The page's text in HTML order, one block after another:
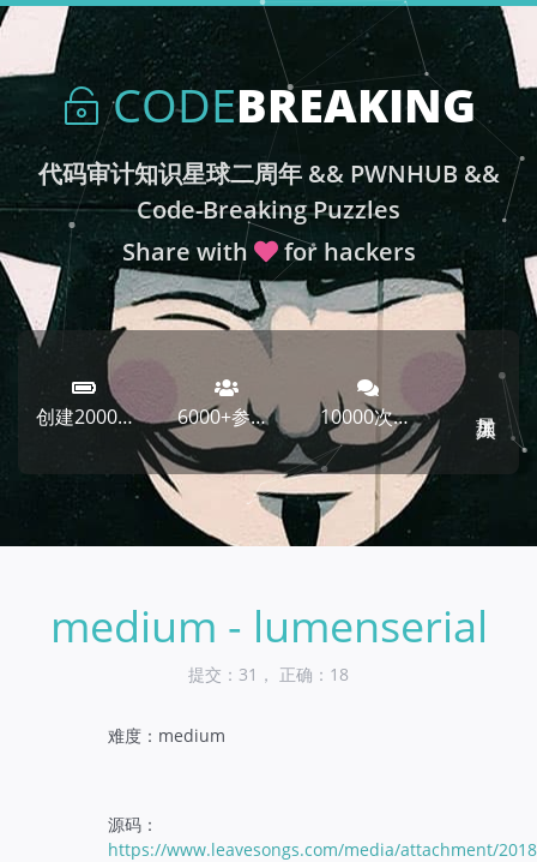
CODEBREAKING
代码审计知识星球二周年 && PWNHUB &&
Code-Breaking Puzzles
Share with
for hackers
创建2000余天 6000+参与者 10000次讨论
medium - lumenserial
提交：31， 正确：18
难度：medium
源码：
https://www.leavesongs.com/media/attachment/